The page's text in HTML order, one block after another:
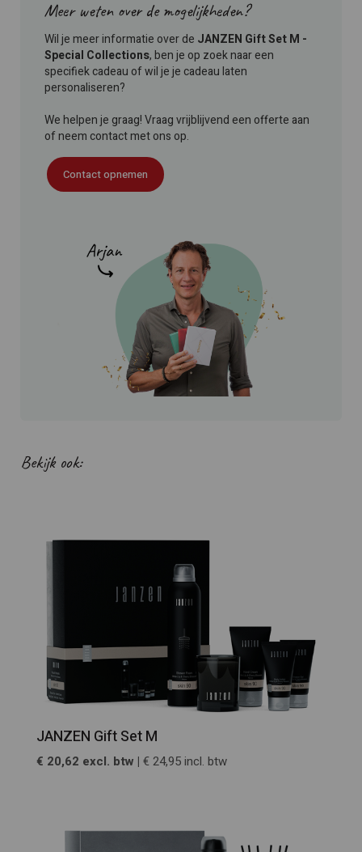
Meer weten over de mogelijkheden?
Wil je meer informatie over de JANZEN Gift SetM -
Special Collections, ben je op zoek naar een
specifiek cadeau of wil je je cadeau laten
personaliseren?
We helpen je graag! Vraag vrijblijvend een offerte aan
of neem contact met ons op.
Contact opnemen
Bekijk ook:
JANZEN Gift Set M
€ 20,62 excl. btw | € 24,95 incl. btw